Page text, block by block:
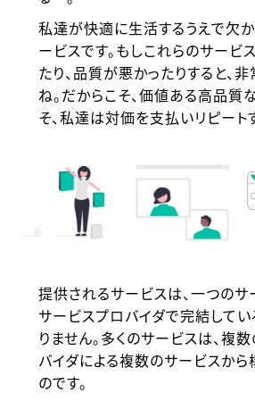
私達が快適に生活するうえで欠
ービスです。もしこれらのサービ
たり、品質が悪かったりすると、
ね。だからこそ、価値ある高品質
そ、私達は対価を支払いリピート
提供されるサービスは、一つの
サービスプロバイダで完結して
りません。多くのサービスは、複
バイダによる複数のサービスか
のです。